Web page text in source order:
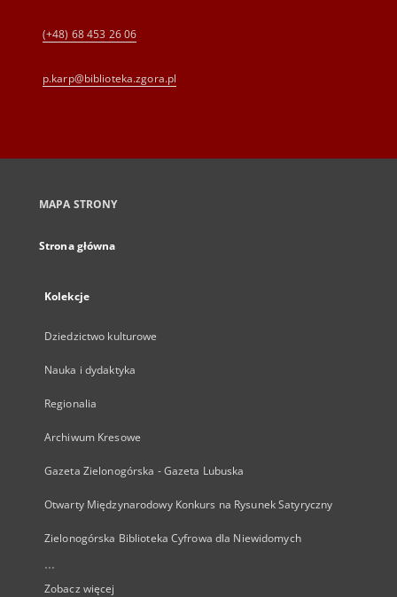
(+48) 68 453 26 06
p.karp@biblioteka.zgora.pl
MAPA STRONY
Strona główna
Kolekcje
Dziedzictwo kulturowe
Nauka i dydaktyka
Regionalia
Archiwum Kresowe
Gazeta Zielonogórska - Gazeta Lubuska
Otwarty Międzynarodowy Konkurs na Rysunek Satyryczny
Zielonogórska Biblioteka Cyfrowa dla Niewidomych
...
Zobacz więcej